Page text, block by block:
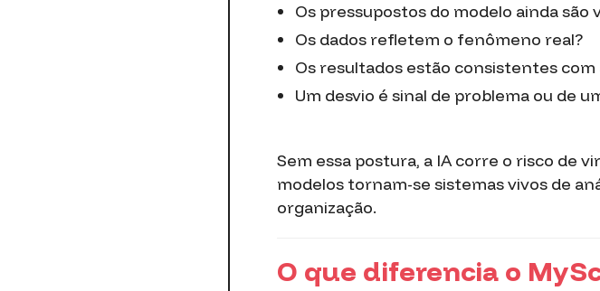
Os pressupostos do modelo ainda são
Os dados refletem o fenômeno real?
Os resultados estão consistentes com
Um desvio é sinal de problema ou de
Sem essa postura, a IA corre o risco de
modelos tornam-se sistemas vivos de
organização.
O que diferencia o